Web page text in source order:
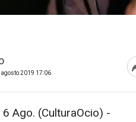
2019 17:06
Ago. (CulturaOcio) -